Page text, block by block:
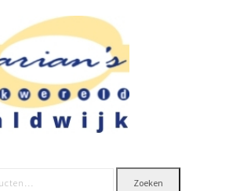
Zoeken